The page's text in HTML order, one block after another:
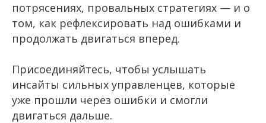
потрясениях, провальных стратегиях — и о
том, как рефлексировать над ошибками и
продолжать двигаться вперед.
Присоединяйтесь, чтобы услышать
инсайты сильных управленцев, которые
уже прошли через ошибки и смогли
двигаться дальше.